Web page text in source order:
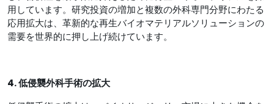
用しています。研究投資の増加と複数の外科専門分野にわたる
応用拡大は、革新的な再生バイオマテリアルソリューションの
需要を世界的に押し上げ続けています。
4. 低侵襲外科手術の拡大